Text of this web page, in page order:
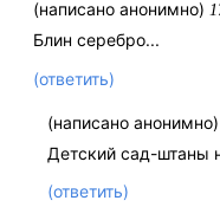
(написано анонимно)
Блин серебро...
(ответить)
(написано анонимно)
Детский сад-штаны
(ответить)